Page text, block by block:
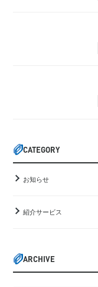
CATEGORY
お知らせ
紹介サービス
ARCHIVE